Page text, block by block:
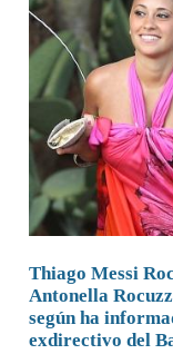
Thiago Messi
Antonella
según ha
exdirectivo del